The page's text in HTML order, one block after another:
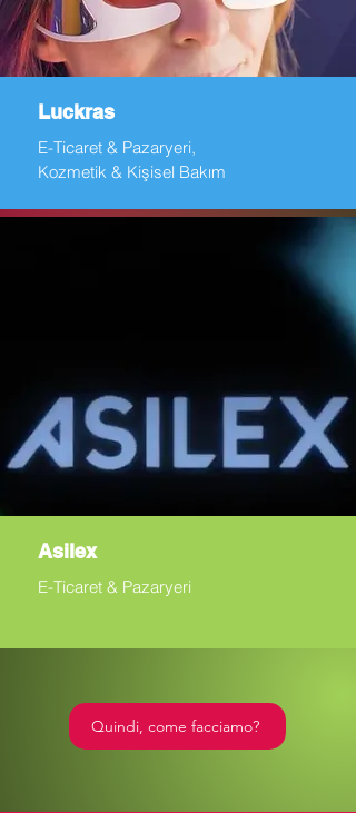
E-Ticaret & Pazaryeri,
Kozmetik & Kişisel Bakım
Luckras
E-Ticaret & Pazaryeri
Asilex
Quindi, come facciamo?